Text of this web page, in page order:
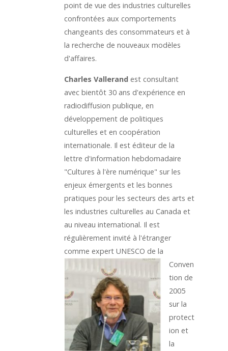
point de vue des industries culturelles
confrontées aux comportements
changeants des consommateurs et à
la recherche de nouveaux modèles
d'affaires.
Charles Vallerand est consultant
avec bientôt 30 ans d'expérience en
radiodiffusion publique, en
développement de politiques
culturelles et en coopération
internationale. Il est éditeur de la
lettre d'information hebdomadaire
"Cultures à l'ère numérique" sur les
enjeux émergents et les bonnes
pratiques pour les secteurs des arts et
les industries culturelles au Canada et
au niveau international. Il est
régulièrement invité à l'étranger
comme expert UNESCO dela
Conven
tion de
2005
sur la
protect
ion et
la